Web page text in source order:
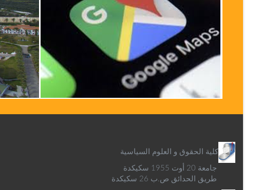
كلية الحقوق و العلوم السياسية
جامعة 20 أوت 1955 سكيكدة
طريق الحدائق ص.ب 26 سكيكدة